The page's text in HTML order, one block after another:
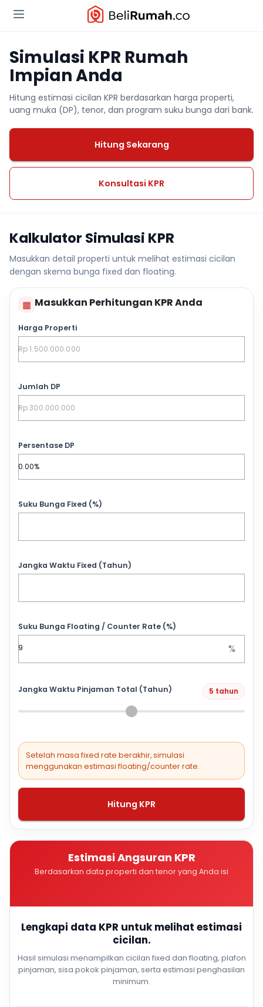
Simulasi KPR Rumah
Impian Anda
Hitung estimasi cicilan KPR berdasarkan harga properti,
uang muka (DP), tenor, dan program suku bunga dari bank.
Hitung Sekarang
Konsultasi KPR
Kalkulator Simulasi KPR
Masukkan detail properti untuk melihat estimasi cicilan
dengan skema bunga fixed dan floating.
▦ Masukkan Perhitungan KPR Anda
Harga Properti
Jumlah DP
Persentase DP
Suku Bunga Fixed (%)
Jangka Waktu Fixed (Tahun)
Suku Bunga Floating / Counter Rate (%)
%
Jangka Waktu Pinjaman Total (Tahun) 5 tahun
Setelah masa fixed rate berakhir, simulasi
menggunakan estimasi floating/counter rate.
Hitung KPR
Estimasi Angsuran KPR
Berdasarkan data properti dan tenor yang Anda isi
Lengkapi data KPR untuk melihat estimasi
cicilan.
Hasil simulasi menampilkan cicilan fixed dan floating, plafon
pinjaman, sisa pokok pinjaman, serta estimasi penghasilan
minimum.